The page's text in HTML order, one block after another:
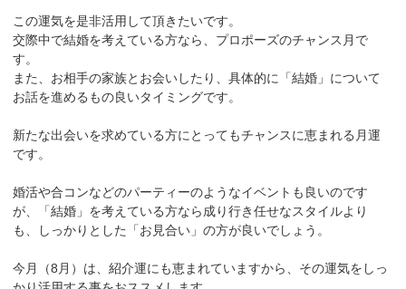
この運気を是非活用して頂きたいです。
交際中で結婚を考えている方なら、プロポーズのチャンス月で
す。
また、お相手の家族とお会いしたり、具体的に「結婚」について
お話を進めるもの良いタイミングです。
新たな出会いを求めている方にとってもチャンスに恵まれる月運
です。
婚活や合コンなどのパーティーのようなイベントも良いのです
が、「結婚」を考えている方なら成り行き任せなスタイルより
も、しっかりとした「お見合い」の方が良いでしょう。
今月（8月）は、紹介運にも恵まれていますから、その運気をしっ